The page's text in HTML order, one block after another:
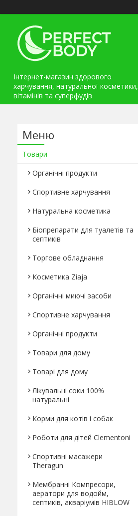
Інтернет-магазин здорового
харчування, натуральної косметики,
вітамінів та cуперфудів
Товари
Органічні продукти
Спортивне харчування
Натуральна косметика
Біопрепарати для туалетів та
септиків
Торгове обладнання
Косметика Ziaja
Органічні миючі засоби
Спортивне харчування
Органічні продукти
Товари для дому
Товарі для дому
Лікувальні соки 100%
натуральні
Корми для котів і собак
Роботи для дітей Clementonі
Спортивні масажери
Theragun
Мембранні Компресори,
аератори для водойм,
септиків, акваріумів HIBLOW